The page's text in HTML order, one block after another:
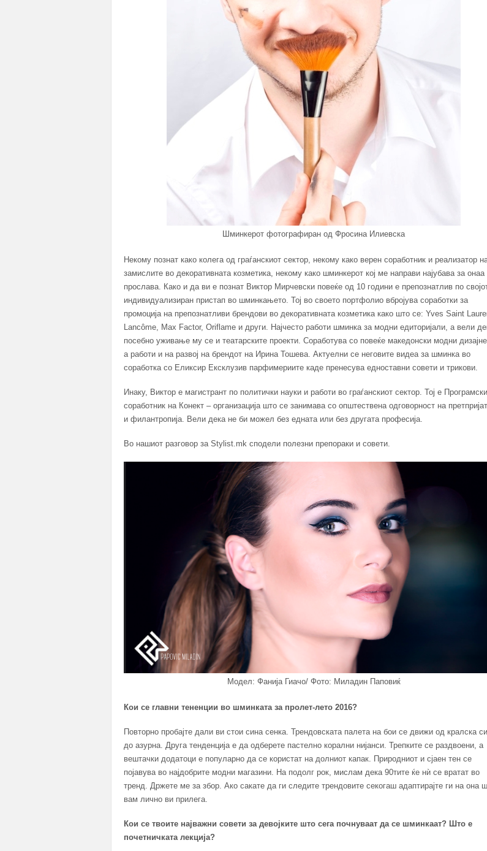
Шминкерот фотографиран од Фросина Илиевска
Некому познат како колега од граѓанскиот сектор, некому како верен соработник и реализатор
замислите во декоративната козметика, некому како шминкерот кој ме направи најубава за онаа
прослава. Како и да ви е познат Виктор Мирчевски повеќе од 10 години е препознатлив по
индивидуализиран пристап во шминкањето. Тој во своето портфолио вбројува соработки за
промоција на препознатливи брендови во декоративната козметика како што се: Yves Saint
Lancôme, Max Factor, Oriflame и други. Најчесто работи шминка за модни едиторијали, а вели
посебно уживање му се и театарските проекти. Соработува со повеќе македонски модни
а работи и на развој на брендот на Ирина Тошева. Актуелни се неговите видеа за шминка во
соработка со Еликсир Ексклузив парфимериите каде пренесува едноставни совети и трикови.
Инаку, Виктор е магистрант по политички науки и работи во граѓанскиот сектор. Тој е Програмски
соработник на Конект – организација што се занимава со општествена одговорност на
и филантропија. Вели дека не би можел без едната или без другата професија.
Во нашиот разговор за Stylist.mk сподели полезни препораки и совети.
Модел: Фанија Гиачо/ Фото: Миладин Паповиќ
Кои се главни тененции во шминката за пролет-лето 2016?
Повторно пробајте дали ви стои сина сенка. Трендовската палета на бои се движи од кралска
до азурна. Друга тенденција е да одберете пастелно корални нијанси. Трепките се раздвоени, а
вештачки додатоци е популарно да се користат на долниот капак. Природниот и сјаен тен се
појавува во најдобрите модни магазини. На подолг рок, мислам дека 90тите ќе нѝ се вратат во
тренд. Држете ме за збор. Ако сакате да ги следите трендовите секогаш адаптирајте ги на она
вам лично ви прилега.
Кои се твоите најважни совети за девојките што сега почнуваат да се шминкаат? Што е
почетничката лекција?